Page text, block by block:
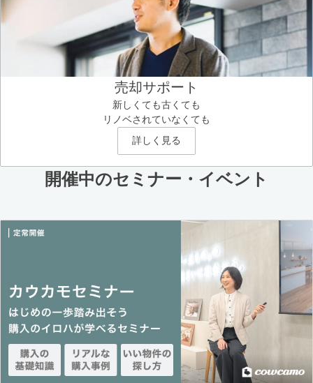
売却サポート
新しくても古くても
リノベされていなくても
詳しく見る
開催中のセミナー・イベント